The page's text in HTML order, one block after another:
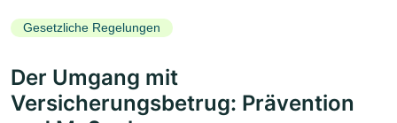
Gesetzliche Regelungen
Der Umgang mit
Versicherungsbetrug: Prävention